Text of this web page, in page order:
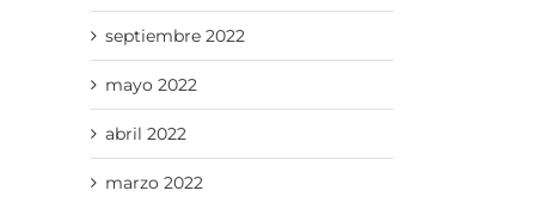
septiembre 2022
mayo 2022
abril 2022
marzo 2022